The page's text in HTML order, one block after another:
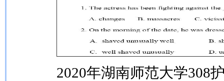
2020年湖南师范大学308